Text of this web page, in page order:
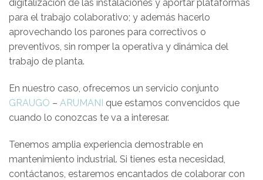
digitalización de las instalaciones y aportar plataformas
para el trabajo colaborativo; y además hacerlo
aprovechando los parones para correctivos o
preventivos, sin romper la operativa y dinámica del
trabajo de planta.
En nuestro caso, ofrecemos un servicio conjunto
GRAUGO – ARUMANI que estamos convencidos que
cuando lo conozcas te va a interesar.
Tenemos amplia experiencia demostrable en
mantenimiento industrial. Si tienes esta necesidad,
contáctanos, estaremos encantados de colaborar con